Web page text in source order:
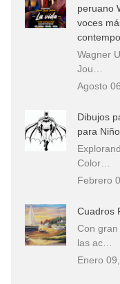
peruano
voces
Wagner
Jou…
Agosto
Dibujos
para
Color…
Febrero
Cuadros
Con
las ac…
Enero